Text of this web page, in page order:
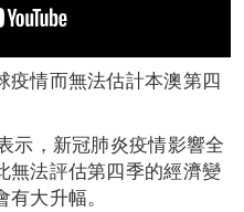
疫情而無法估計本澳第四
示，新冠肺炎疫情影響全
無法評估第四季的經濟變
大升幅。